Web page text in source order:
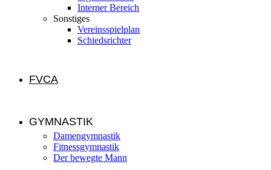
Interner Bereich
Sonstiges
Vereinsspielplan
Schiedsrichter
FVCA
GYMNASTIK
Damengymnastik
Fitnessgymnastik
Der bewegte Mann